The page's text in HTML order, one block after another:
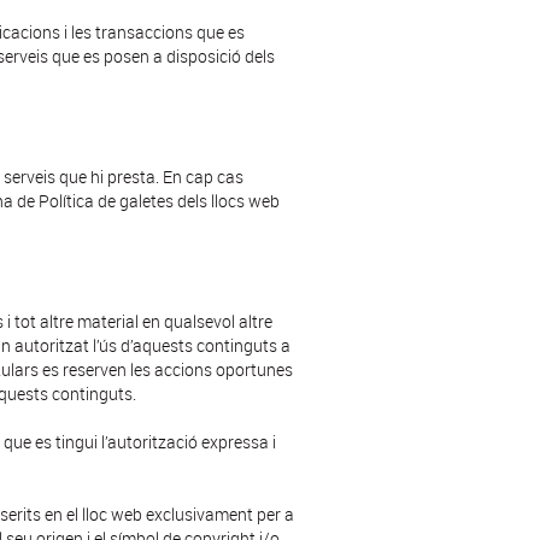
i les transaccions que es
que es posen a disposició dels
que hi presta. En cap cas
de Política de galetes dels llocs web
i tot altre material en qualsevol altre
autoritzat l’ús d’aquests continguts a
es reserven les accions oportunes
continguts.
es tingui l’autorització expressa i
en el lloc web exclusivament per a